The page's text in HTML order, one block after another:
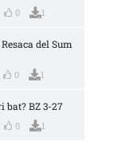
0 1
del Sum
0 1
bat? BZ 3-27
0 1